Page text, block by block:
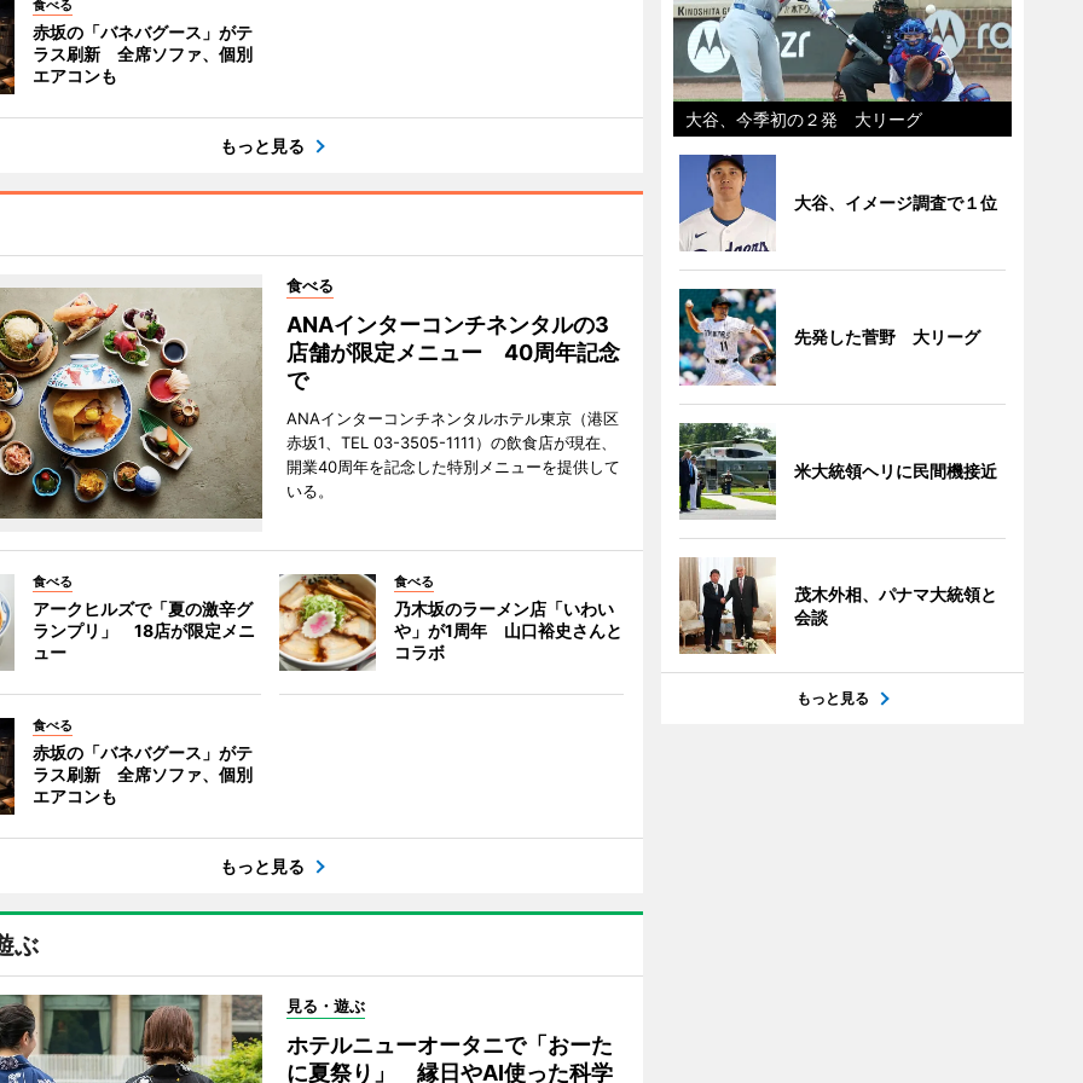
食べる
赤坂の「バネバグース」がテ
ラス刷新 全席ソファ、個別
エアコンも
もっと見る
食べる
ANAインターコンチネンタルの3
店舗が限定メニュー 40周年記念
で
ANAインターコンチネンタルホテル東京（港区
赤坂1、TEL 03-3505-1111）の飲食店が現在、
開業40周年を記念した特別メニューを提供して
いる。
食べる
アークヒルズで「夏の激辛グ
ランプリ」 18店が限定メニ
ュー
食べる
乃木坂のラーメン店「いわい
や」が1周年 山口裕史さんと
コラボ
食べる
赤坂の「バネバグース」がテ
ラス刷新 全席ソファ、個別
エアコンも
もっと見る
ぶ
見る・遊ぶ
ホテルニューオータニで「おーた
に夏祭り」 縁日やAI使った科学
大谷、今季初の２発 大リーグ
大谷、イメージ調査で１位
先発した菅野 大リーグ
米大統領ヘリに民間機接近
茂木外相、パナマ大統領と
会談
もっと見る